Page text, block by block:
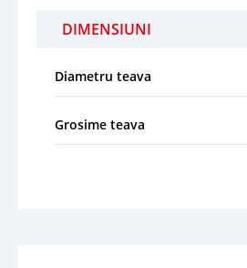
DIMENSIUNI
Diametru teava
Grosime teava